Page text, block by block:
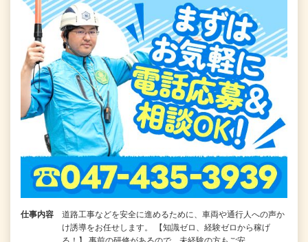
仕事内容
道路工事などを安全に進めるために、車両や通行人への声か
け誘導をお任せします。 【知識ゼロ、経験ゼロから稼げ